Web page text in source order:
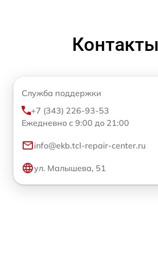
Контакты
Служба поддержки
+7 (343) 226-93-53
Ежедневно с 9:00 до 21:00
info@ekb.tcl-repair-center.ru
ул. Малышева, 51